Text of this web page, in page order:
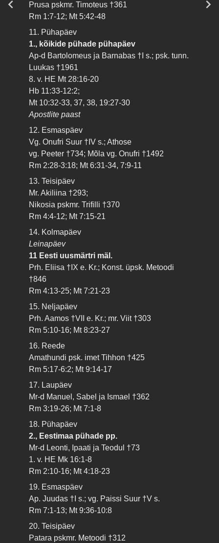
Prusa pskmr. Timoteus †361
Rm 1:7-12; Mt 5:42-48
11. Pühapäev
1., kõikide pühade pühapäev
Ap-d Bartolomeus ja Barnabas †I s.; psk. tunn.
Luukas †1961
8. v. HE Mt 28:16-20
Hb 11:33-12:2;
Mt 10:32-33, 37, 38, 19:27-30
Apostlite paast
12. Esmaspäev
Vg. Onufri Suur †IV s.; Athose
vg. Peeter †734; Mõla vg. Onufri †1492
Rm 2:28-3:18; Mt 6:31-34, 7:9-11
13. Teisipäev
Mr. Akiliina †293;
Nikosia pskmr. Trifilli †370
Rm 4:4-12; Mt 7:15-21
14. Kolmapäev
Leinapäev
11 Eesti uusmärtri mäl.
Prh. Eliisa †IX e. Kr.; Konst. üpsk. Metoodi
†846
Rm 4:13-25; Mt 7:21-23
15. Neljapäev
Prh. Aamos †VII e. Kr.; mr. Viit †303
Rm 5:10-16; Mt 8:23-27
16. Reede
Amathundi psk. imet Tihhon †425
Rm 5:17-6:2; Mt 9:14-17
17. Laupäev
Mr-d Manuel, Sabel ja Ismael †362
Rm 3:19-26; Mt 7:1-8
18. Pühapäev
2., Eestimaa pühade pp.
Mr-d Leonti, Ipaati ja Teodul †73
1. v. HE Mk 16:1-8
Rm 2:10-16; Mt 4:18-23
19. Esmaspäev
Ap. Juudas †I s.; vg. Paissi Suur †V s.
Rm 7:1-13; Mt 9:36-10:8
20. Teisipäev
Patara pskmr. Metoodi †312